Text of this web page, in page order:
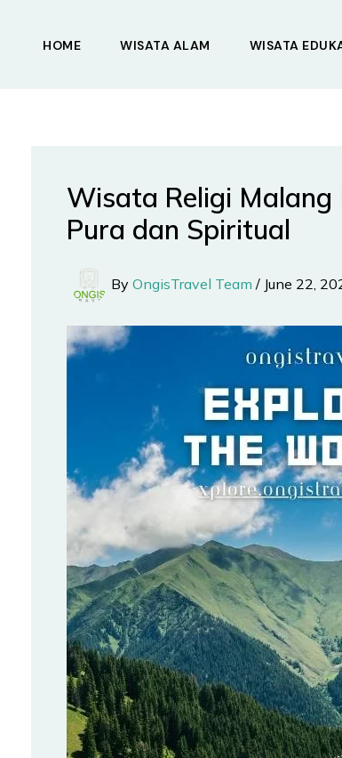
HOME WISATA ALAM WISATA
Wisata Religi Malang
Pura dan Spiritual
By OngisTravel Team / June 22,